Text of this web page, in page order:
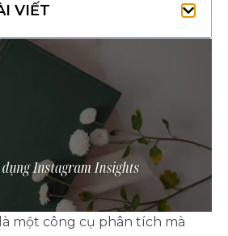
VIẾT
một công cụ phân tích mà